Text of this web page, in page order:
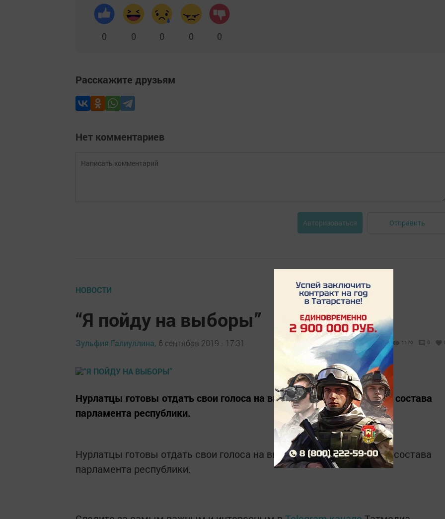
0 0 0 0 0
Расскажите друзьям
Нет комментариев
Авторизоваться Отправить
НОВОСТИ
“Я пойду на выборы”
Зульфия Галиуллина, 6 сентября 2019 - 17:31 1170 0
Нурлатцы готовы отдать свои голоса на выборах депутатов нового состава
парламента республики.
Нурлатцы готовы отдать свои голоса на выборах депутатов нового состава
парламента республики.